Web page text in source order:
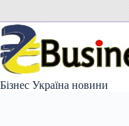
вмісту
Бізнес Україна новини